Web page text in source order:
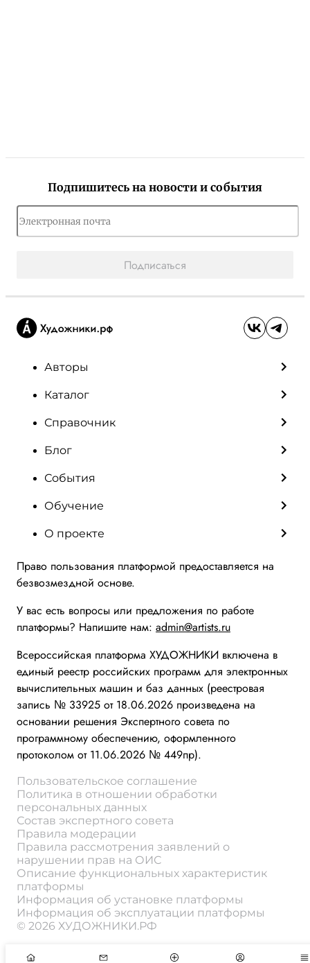
Подпишитесь на новости и события
Подписаться
Авторы
Каталог
Справочник
Блог
События
Обучение
О проекте
Право пользования платформой предоставляется на
безвозмездной основе.
У вас есть вопросы или предложения по работе
платформы? Напишите нам: admin@artists.ru
Всероссийская платформа ХУДОЖНИКИ включена в
единый реестр российских программ для электронных
вычислительных машин и баз данных (реестровая
запись № 33925 от 18.06.2026 произведена на
основании решения Экспертного совета по
программному обеспечению, оформленного
протоколом от 11.06.2026 № 449пр).
Пользовательское соглашение
Политика в отношении обработки
персональных данных
Состав экспертного совета
Правила модерации
Правила рассмотрения заявлений о
нарушении прав на ОИС
Описание функциональных характеристик
платформы
Информация об установке платформы
Информация об эксплуатации платформы
© 2026 ХУДОЖНИКИ.РФ